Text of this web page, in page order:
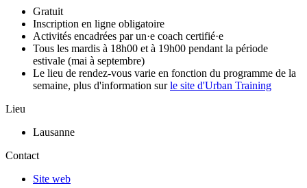
Gratuit
Inscription en ligne obligatoire
Activités encadrées par un·e coach certifié·e
Tous les mardis à 18h00 et à 19h00 pendant la période
estivale (mai à septembre)
Le lieu de rendez-vous varie en fonction du programme de la
semaine, plus d'information surle site d'Urban Training
Lieu
Lausanne
Contact
Site web